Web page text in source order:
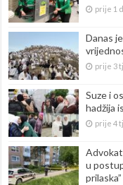
prije 1
Danas
prije 3
Suze i
hadžija
prije 4
u
prilaska”